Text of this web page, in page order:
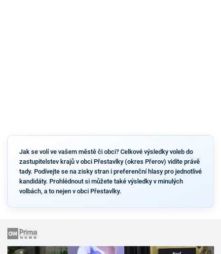
Jak se volí ve vašem městě či obci? Celkové výsledky voleb do
zastupitelstev krajů v obci Přestavlky (okres Přerov) vidíte právě
tady. Podívejte se na zisky stran i preferenční hlasy pro jednotlivé
kandidáty. Prohlédnout si můžete také výsledky v minulých
volbách, a to nejen v obci Přestavlky.